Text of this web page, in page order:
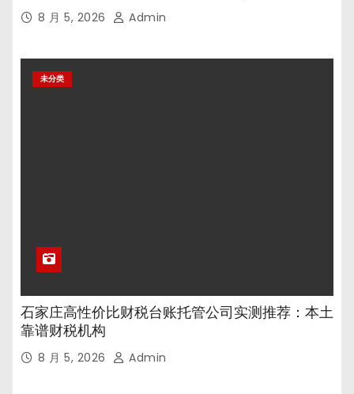
8 月 5, 2026 Admin
未分类
石家庄高性价比财税台账托管公司实测推荐：本土
靠谱财税机构
8 月 5, 2026 Admin